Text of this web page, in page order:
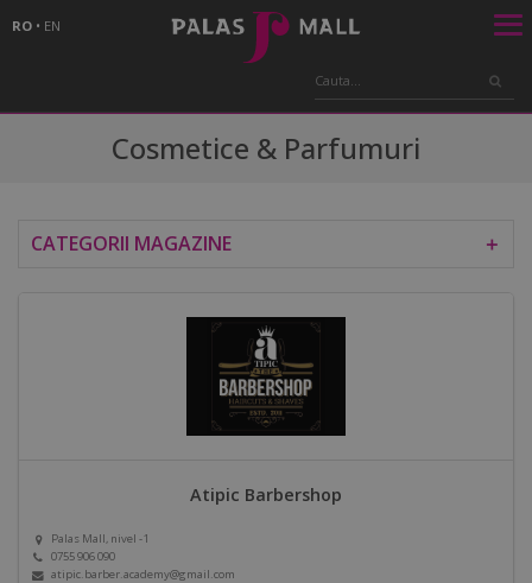
RO • EN
Cosmetice & Parfumuri
CATEGORII MAGAZINE ＋
Atipic Barbershop
Palas Mall, nivel -1
0755 906 090
atipic.barber.academy@gmail.com